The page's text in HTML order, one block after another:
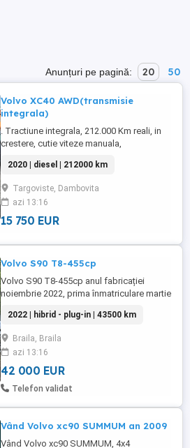
Anunțuri pe pagină: 20 50
Volvo XC40 AWD(transmisie
integrala)
. Tractiune integrala, 212.000 Km reali, in
crestere, cutie viteze manuala,
Caroserie Off-road 4x4 Tip Vehicul
second hand Motorizare Faţă Locuri pe
scaune 5 Uși 5 Versiunea țării Germania
Aer condiţionat automat, 2 zone Asistentul
pentru pornirea ...
2020 | diesel | 212000 km
Targoviste, Dambovita
azi 13:16
15 750 EUR
Volvo S90 T8-455cp
Volvo S90 T8-455cp anul fabricației
noiembrie 2022, prima înmatriculare martie
electrică maximă 81 km. unic proprietar
mașina este cumpărată de nouă din
România. suspensie pe perne de aer.
scaune cu memorii cu încălzire și răcire.
parbriz cu degivrate. sistem audio ...
2022 | hibrid - plug-in | 43500 km
Braila, Braila
azi 13:16
42 000 EUR
Telefon validat
Vând Volvo xc90 SUMMUM an 2009
Vând Volvo xc90 SUMMUM, 4x4